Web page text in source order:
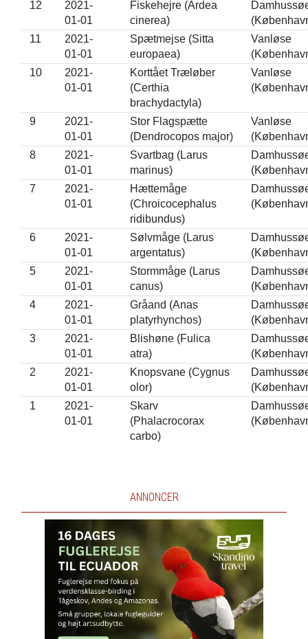
12
2021-
01-01
Fiskehejre (Ardea
cinerea)
11
2021-
01-01
Spætmejse (Sitta
europaea)
Vanløse
10
2021-
01-01
Korttået Træløber
(Certhia
brachydactyla)
Vanløse
9
2021-
01-01
Stor Flagspætte
(Dendrocopos major)
Vanløse
8
2021-
01-01
Svartbag (Larus
marinus)
7
2021-
01-01
Hættemåge
(Chroicocephalus
ridibundus)
6
2021-
01-01
Sølvmåge (Larus
argentatus)
5
2021-
01-01
Stormmåge (Larus
canus)
4
2021-
01-01
Gråand (Anas
platyrhynchos)
3
2021-
01-01
Blishøne (Fulica
atra)
2
2021-
01-01
Knopsvane (Cygnus
olor)
1
2021-
01-01
Skarv
(Phalacrocorax
carbo)
ANNONCER